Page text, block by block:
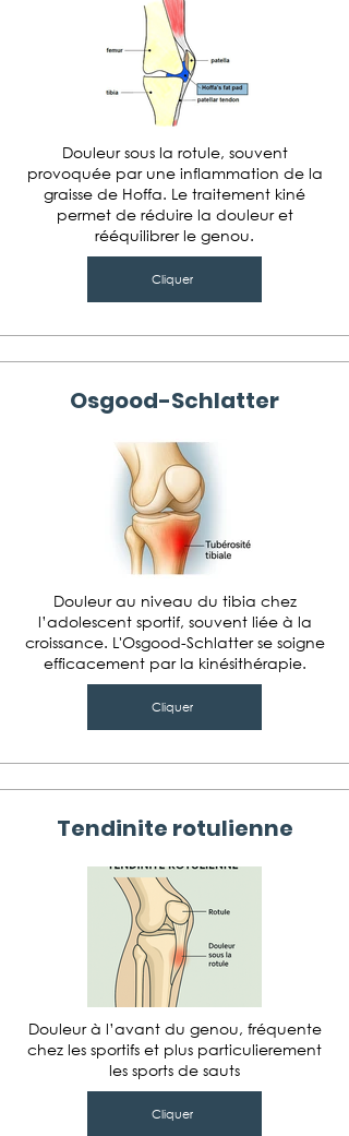
Douleur sous la rotule, souvent
provoquée par une inflammation de la
graisse de Hoffa. Le traitement kiné
permet de réduire la douleur et
rééquilibrer le genou.
Cliquer
Osgood-Schlatter
Douleur au niveau du tibia chez
l’adolescent sportif, souvent liée à la
croissance. L'Osgood-Schlatter se soigne
efficacement par la kinésithérapie.
Cliquer
Tendinite rotulienne
Douleur à l’avant du genou, fréquente
chez les sportifs et plus particulierement
les sports de sauts
Cliquer